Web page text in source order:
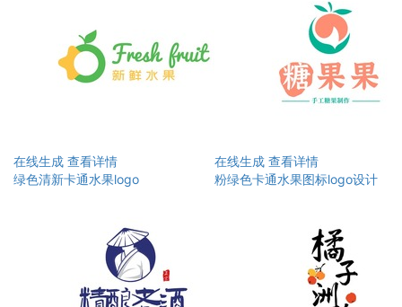
在线生成 查看详情
绿色清新卡通水果logo
在线生成 查看详情
粉绿色卡通水果图标logo设计